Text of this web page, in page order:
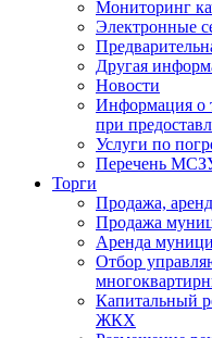
Мониторинг
Электронные
Другая
Новости
Информация о
при
Услуги по
Перечень
Торги
Продажа,
Продажа
Аренда
Отбор
Капитальный
ЖКХ